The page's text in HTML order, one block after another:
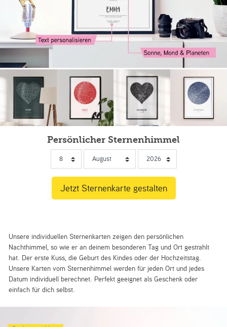
Persönlicher Sternenhimmel
Unsere individuellen Sternenkarten zeigen den persönlichen
Nachthimmel, so wie er an deinem besonderen Tag und Ort gestrahlt
hat. Der erste Kuss, die Geburt des Kindes oder der Hochzeitstag.
Unsere Karten vom Sternenhimmel werden für jeden Ort und jedes
Datum individuell berechnet. Perfekt geeignet als Geschenk oder
einfach für dich selbst.